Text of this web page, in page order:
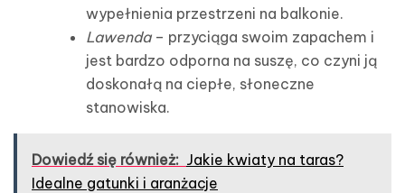
wypełnienia przestrzeni na balkonie.
Lawenda– przyciąga swoim zapachem i
jest bardzo odporna na suszę, co czyni ją
doskonałą na ciepłe, słoneczne
stanowiska.
Dowiedź się również: Jakie kwiaty na taras?
Idealne gatunki i aranżacje